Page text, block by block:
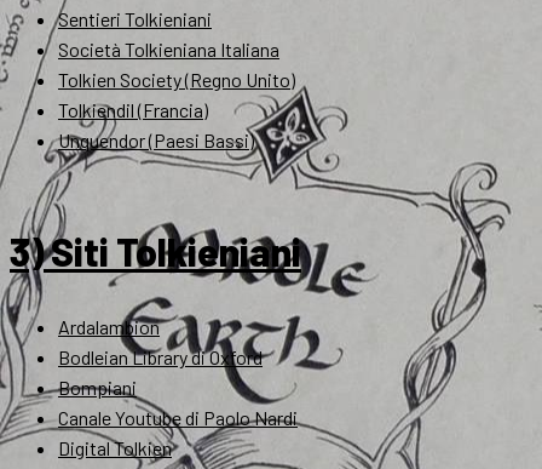
Sentieri Tolkieniani
Società Tolkieniana Italiana
Tolkien Society (Regno Unito)
Tolkiendil (Francia)
Unquendor (Paesi Bassi)
3) Siti Tolkieniani
Ardalambion
Bodleian Library di Oxford
Bompiani
Canale Youtube di Paolo Nardi
Digital Tolkien